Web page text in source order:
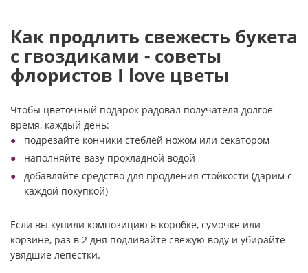
Как продлить свежесть букета
с гвоздиками - советы
флористов I love цветы
Чтобы цветочный подарок радовал получателя долгое
время, каждый день:
подрезайте кончики стеблей ножом или секатором
наполняйте вазу прохладной водой
добавляйте средство для продления стойкости (дарим с
каждой покупкой)
Если вы купили композицию в коробке, сумочке или
корзине, раз в 2 дня подливайте свежую воду и убирайте
увядшие лепестки.